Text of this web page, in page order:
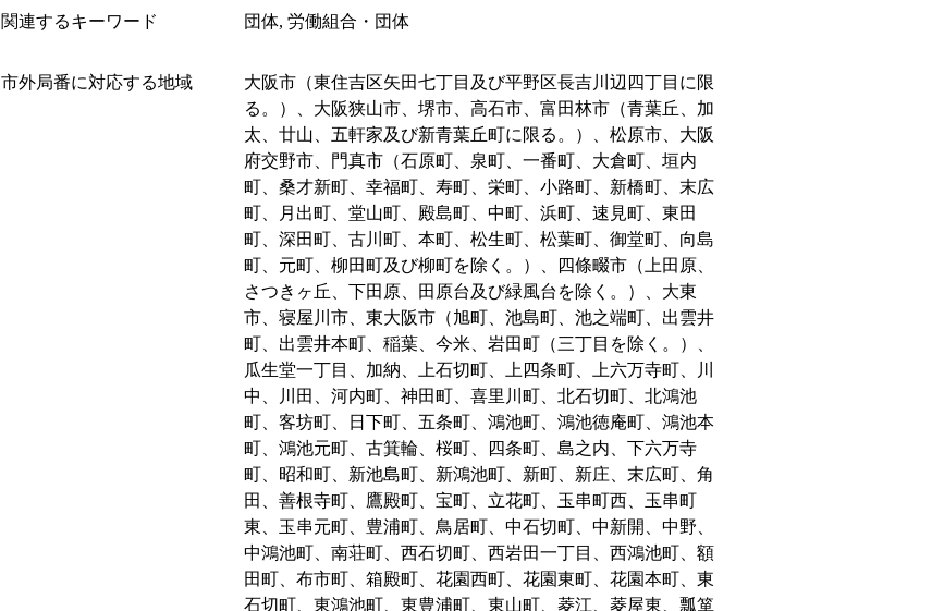
関連するキーワード 団体, 労働組合・団体
市外局番に対応する地域
大阪市（東住吉区矢田七丁目及び平野区長吉川辺四丁目に限
る。）、大阪狭山市、堺市、高石市、富田林市（青葉丘、加
太、廿山、五軒家及び新青葉丘町に限る。）、松原市、大阪
府交野市、門真市（石原町、泉町、一番町、大倉町、垣内
町、桑才新町、幸福町、寿町、栄町、小路町、新橋町、末広
町、月出町、堂山町、殿島町、中町、浜町、速見町、東田
町、深田町、古川町、本町、松生町、松葉町、御堂町、向島
町、元町、柳田町及び柳町を除く。）、四條畷市（上田原、
さつきヶ丘、下田原、田原台及び緑風台を除く。）、大東
市、寝屋川市、東大阪市（旭町、池島町、池之端町、出雲井
町、出雲井本町、稲葉、今米、岩田町（三丁目を除く。）、
瓜生堂一丁目、加納、上石切町、上四条町、上六万寺町、川
中、川田、河内町、神田町、喜里川町、北石切町、北鴻池
町、客坊町、日下町、五条町、鴻池町、鴻池徳庵町、鴻池本
町、鴻池元町、古箕輪、桜町、四条町、島之内、下六万寺
町、昭和町、新池島町、新鴻池町、新町、新庄、末広町、角
田、善根寺町、鷹殿町、宝町、立花町、玉串町西、玉串町
東、玉串元町、豊浦町、鳥居町、中石切町、中新開、中野、
中鴻池町、南荘町、西石切町、西岩田一丁目、西鴻池町、額
田町、布市町、箱殿町、花園西町、花園東町、花園本町、東
石切町、東鴻池町、東豊浦町、東山町、菱江、菱屋東、瓢箪